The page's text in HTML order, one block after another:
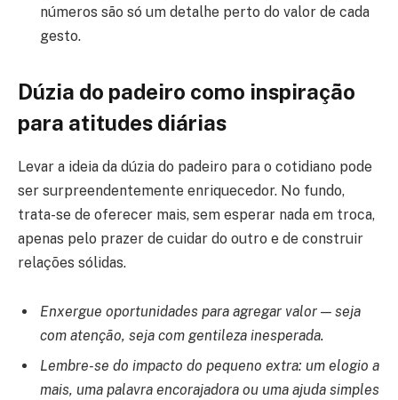
números são só um detalhe perto do valor de cada
gesto.
Dúzia do padeiro como inspiração
para atitudes diárias
Levar a ideia da dúzia do padeiro para o cotidiano pode
ser surpreendentemente enriquecedor. No fundo,
trata-se de oferecer mais, sem esperar nada em troca,
apenas pelo prazer de cuidar do outro e de construir
relações sólidas.
Enxergue oportunidades para agregar valor — seja
com atenção, seja com gentileza inesperada.
Lembre-se do impacto do pequeno extra: um elogio a
mais, uma palavra encorajadora ou uma ajuda simples